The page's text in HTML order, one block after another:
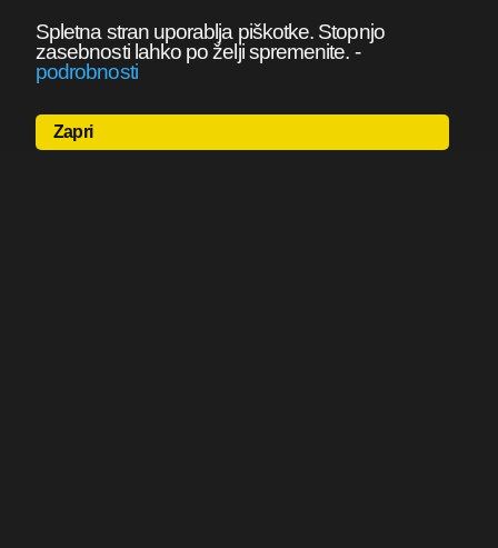
Spletna stran uporablja piškotke. Stopnjo
zasebnosti lahko po želji spremenite. -
podrobnosti
Zapri